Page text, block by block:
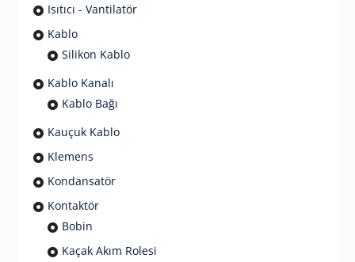
Isıtıcı - Vantilatör
Kablo
Silikon Kablo
Kablo Kanalı
Kablo Bağı
Kauçuk Kablo
Klemens
Kondansatör
Kontaktör
Bobin
Kaçak Akım Rolesi